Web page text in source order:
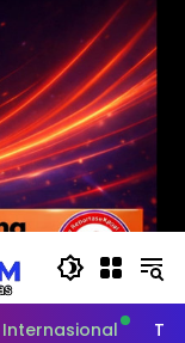
Internasional